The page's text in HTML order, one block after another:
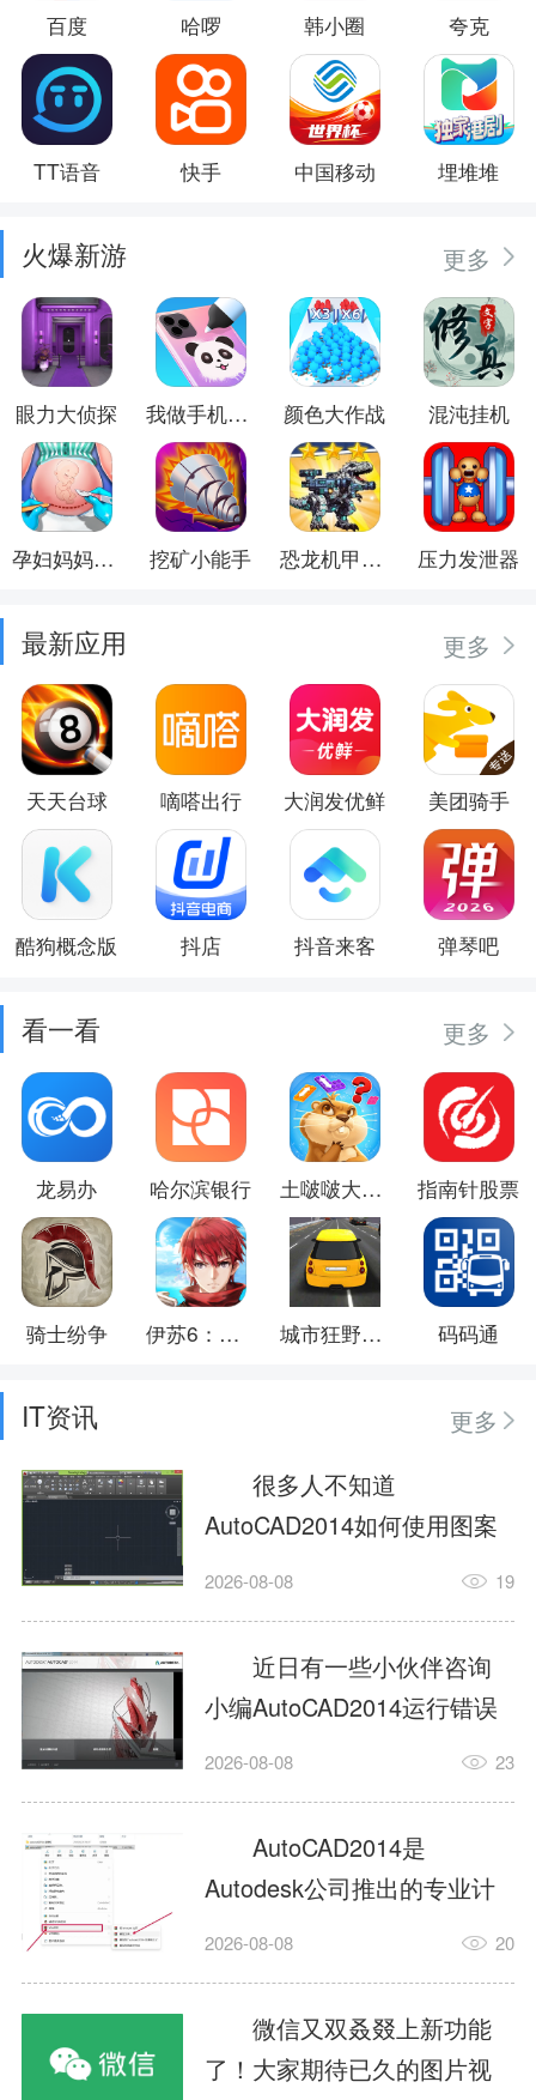
百度 哈啰 韩小圈 夸克
TT语音 快手 中国移动 埋堆堆
火爆新游 更多
眼力大侦探 我做手机壳特好看 颜色大作战 混沌挂机
孕妇妈妈日记 挖矿小能手 恐龙机甲射手 压力发泄器
最新应用 更多
天天台球 嘀嗒出行 大润发优鲜 美团骑手
酷狗概念版 抖店 抖音来客 弹琴吧
看一看 更多
龙易办 哈尔滨银行 土啵啵大作战 指南针股票
骑士纷争 伊苏6：纳比斯汀的方舟 城市狂野飙车 码码通
IT资讯
更多
很多人不知道
AutoCAD2014如何使用图案
填充?今日为你们带来的文章
用图案填充的内容，还有不
清楚小伙伴和小编一起去学
习一下吧。1.打开
AutoCAD2014这款软件，进
入AutoCAD2014的操作界
面，如图所示：2.在该界面内
找到矩形选项，如图所示：3.
点击矩...
2026-08-08 19
近日有一些小伙伴咨询
小编AutoCAD2014运行错误
怎么办?下面就为大家带来了
办的解决方法，有需要的小
伙伴可以来了解了解哦。1.打
开控制面板，选择
AutodeskAutoCAD2014。2.
等AutodeskAutoCAD2014的
安装程序加载完毕。3.选择添
加/...
2026-08-08 23
AutoCAD2014是
Autodesk公司推出的专业计
算机辅助设计（CAD）软
子、建筑、服装等多个工程
与设计领域。作为行业标准
工具之一，它提供了强大的
2026-08-08 20
微信又双叒叕上新功能
了！大家期待已久的图片视